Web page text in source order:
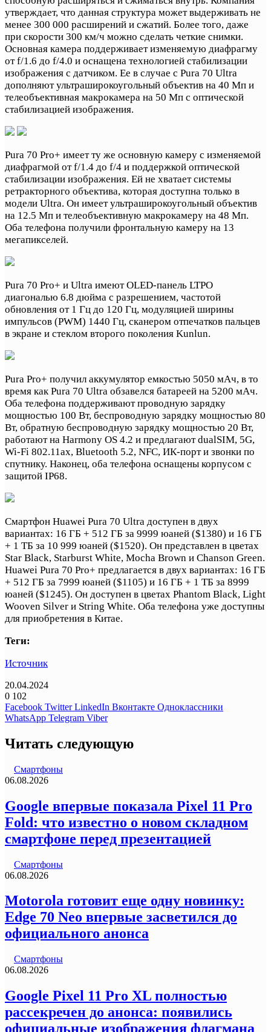
утверждает, что данная структура может выдерживать не
менее 300 000 расширений и сжатий. Более того, даже
при скорости 300 км/ч можно сделать четкие снимки.
Основная камера поддерживает изменяемую диафрагму
от f/1.6 до f/4.0 и оснащена технологией стабилизации
изображения с датчиком. Ее в случае с Pura 70 Ultra
дополняют ультраширокоугольный объектив на 40 Мп и
телеобъективная макрокамера на 50 Мп с оптической
стабилизацией изображения.
Pura 70 Pro+ имеет ту же основную камеру с изменяемой
диафрагмой от f/1.4 до f/4 и поддержкой оптической
стабилизации изображения. Ей не хватает системы
ретракторного объектива, которая доступна только в
модели Ultra. Он имеет ультраширокоугольный объектив
на 12.5 Мп и телеобъективную макрокамеру на 48 Мп.
Оба телефона получили фронтальную камеру на 13
мегапикселей.
Pura 70 Pro+ и Ultra имеют OLED-панель LTPO
диагональю 6.8 дюйма с разрешением, частотой
обновления от 1 Гц до 120 Гц, модуляцией ширины
импульсов (PWM) 1440 Гц, сканером отпечатков пальцев
в экране и стеклом второго поколения Kunlun.
Pura Pro+ получил аккумулятор емкостью 5050 мАч, в то
время как Pura 70 Ultra обзавелся батареей на 5200 мАч.
Оба телефона поддерживают проводную зарядку
мощностью 100 Вт, беспроводную зарядку мощностью 80
Вт, обратную беспроводную зарядку мощностью 20 Вт,
работают на Harmony OS 4.2 и предлагают dualSIM, 5G,
Wi-Fi 802.11ax, Bluetooth 5.2, NFC, ИК-порт и звонки по
спутнику. Наконец, оба телефона оснащены корпусом с
защитой IP68.
Смартфон Huawei Pura 70 Ultra доступен в двух
вариантах: 16 ГБ + 512 ГБ за 9999 юаней ($1380) и 16 ГБ
+ 1 ТБ за 10 999 юаней ($1520). Он представлен в цветах
Star Black, Starburst White, Mocha Brown и Chanson Green.
Huawei Pura 70 Pro+ предлагается в двух вариантах: 16 ГБ
+ 512 ГБ за 7999 юаней ($1105) и 16 ГБ + 1 ТБ за 8999
юаней ($1245). Он доступен в цветах Phantom Black, Light
Wooven Silver и String White. Оба телефона уже доступны
для приобретения в Китае.
Теги:
Источник
20.04.2024
0 102
Facebook Twitter LinkedIn Вконтакте Одноклассники
WhatsApp Telegram Viber
Читать следующую
Смартфоны
06.08.2026
Google впервые показала Pixel 11 Pro
Fold: что известно о новом складном
смартфоне перед презентацией
Смартфоны
06.08.2026
Motorola готовит еще одну новинку:
Edge 70 Neo впервые засветился до
официального анонса
Смартфоны
06.08.2026
Google Pixel 11 Pro XL полностью
рассекречен до анонса: появились
официальные изображения флагмана